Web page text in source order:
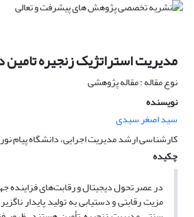
مدیریت استراتژیک زنجیره تامین
نوع مقاله : مقاله پژوهشی
نویسنده
سید اصغر سیدی
کارشناسی ارشد مدیریت اجرایی، دانشگاه پیام نور
چکیده
در عصر تحول دیجیتال و رقابت‌های فزاینده
مزیت رقابتی و دستیابی به تولید پایدار